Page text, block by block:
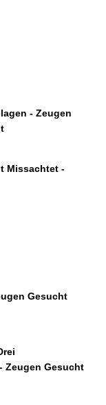
- Zeugen
Missachtet -
Gesucht
Zeugen Gesucht